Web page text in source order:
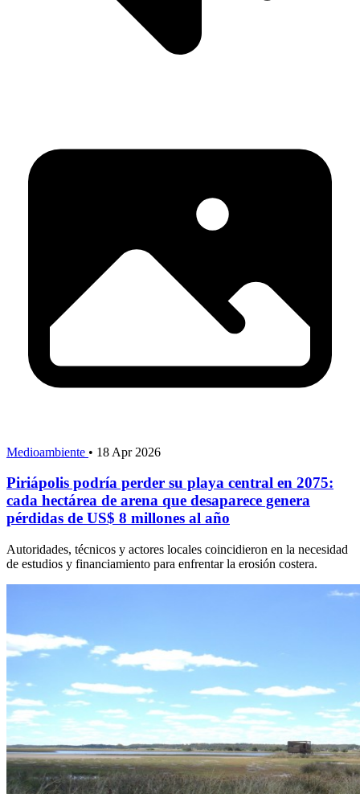
Medioambiente • 18 Apr 2026
Piriápolis podría perder su playa central en 2075:
cada hectárea de arena que desaparece genera
pérdidas de US$ 8 millones al año
Autoridades, técnicos y actores locales coincidieron en la necesidad
de estudios y financiamiento para enfrentar la erosión costera.